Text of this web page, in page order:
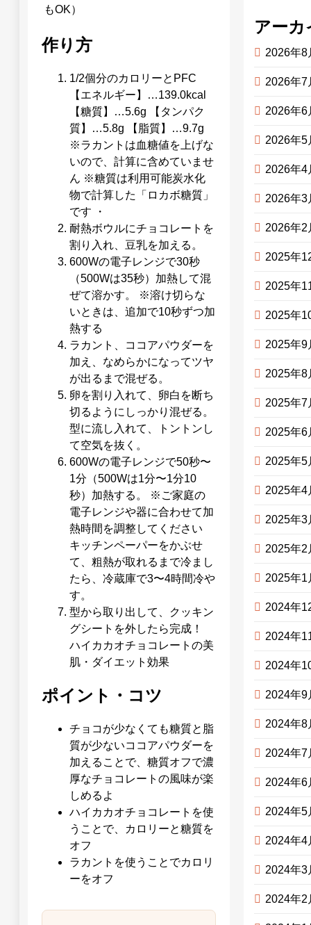
もOK）
作り方
1/2個分のカロリーとPFC
【エネルギー】…139.0kcal
【糖質】…5.6g 【タンパク
質】…5.8g 【脂質】…9.7g
※ラカントは血糖値を上げな
いので、計算に含めていませ
ん ※糖質は利用可能炭水化
物で計算した「ロカボ糖質」
です ・
耐熱ボウルにチョコレートを
割り入れ、豆乳を加える。
600Wの電子レンジで30秒
（500Wは35秒）加熱して混
ぜて溶かす。 ※溶け切らな
いときは、追加で10秒ずつ加
熱する
ラカント、ココアパウダーを
加え、なめらかになってツヤ
が出るまで混ぜる。
卵を割り入れて、卵白を断ち
切るようにしっかり混ぜる。
型に流し入れて、トントンし
て空気を抜く。
600Wの電子レンジで50秒〜
1分（500Wは1分〜1分10
秒）加熱する。 ※ご家庭の
電子レンジや器に合わせて加
熱時間を調整してください
キッチンペーパーをかぶせ
て、粗熱が取れるまで冷まし
たら、冷蔵庫で3〜4時間冷や
す。
型から取り出して、クッキン
グシートを外したら完成！
ハイカカオチョコレートの美
肌・ダイエット効果
ポイント・コツ
チョコが少なくても糖質と脂
質が少ないココアパウダーを
加えることで、糖質オフで濃
厚なチョコレートの風味が楽
しめるよ
ハイカカオチョコレートを使
うことで、カロリーと糖質を
オフ
ラカントを使うことでカロリ
ーをオフ
アーカ
2026年8
2026年7
2026年6
2026年5
2026年4
2026年3
2026年2
2025年
2025年
2025年
2025年9
2025年8
2025年7
2025年6
2025年5
2025年4
2025年3
2025年2
2025年1
2024年
2024年
2024年
2024年9
2024年8
2024年7
2024年6
2024年5
2024年4
2024年3
2024年2